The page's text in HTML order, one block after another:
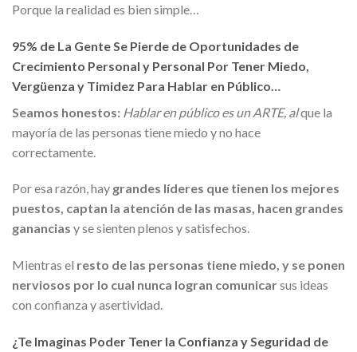
Porque la realidad es bien simple…
95% de La Gente Se Pierde de Oportunidades de
Crecimiento Personal y Personal Por Tener Miedo,
Vergüenza y Timidez Para Hablar en Público…
Seamos honestos: Hablar en público es un ARTE, alque la
mayoría de las personas tiene miedo y no hace
correctamente.
Por esa razón, hay grandes líderes que tienen los mejores
puestos, captan la atención de las masas, hacen grandes
ganancias y se sienten plenos y satisfechos.
Mientras el resto de las personas tiene miedo, y se ponen
nerviosos por lo cual nunca logran comunicarsus ideas
con confianza y asertividad.
¿Te Imaginas Poder Tener la Confianza y Seguridad de